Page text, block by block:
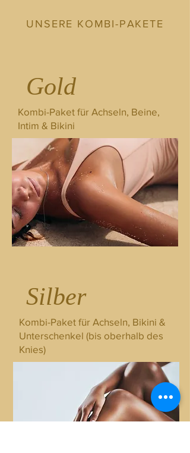
UNSERE KOMBI-PAKETE
Gold
Kombi-Paket für Achseln, Beine,
Intim & Bikini
Silber
Kombi-Paket für Achseln, Bikini &
Unterschenkel (bis oberhalb des
Knies)